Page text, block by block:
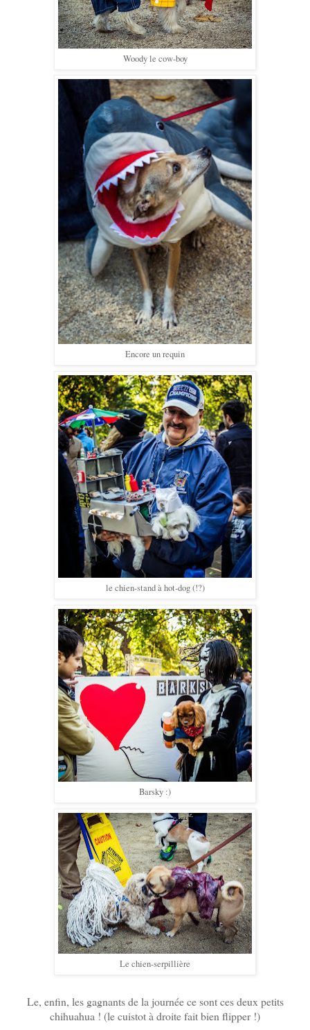
Woody le cow-boy
Encore un requin
le chien-stand à hot-dog (!?)
Barsky :)
Le chien-serpillière
Le, enfin, les gagnants de la journée ce sont ces deux petits
chihuahua ! (le cuistot à droite fait bien flipper !)